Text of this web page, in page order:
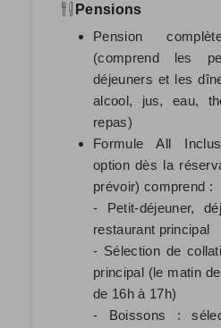
Pensions
Pension
(comprend les
déjeuners et les
alcool, jus, eau,
repas)
Formule All
option dès la
prévoir) comprend :
- Petit-déjeuner,
restaurant principal
- Sélection de
principal (le matin
de 16h à 17h)
- Boissons :